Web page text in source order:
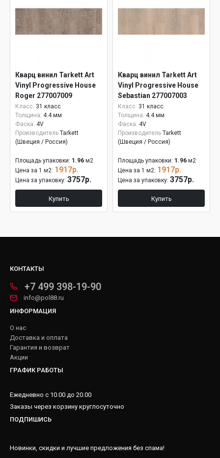
Кварц винил Tarkett Art
Vinyl Progressive House
Roger 277007009
Класс: 31 класс
Толщина: 4.4 мм
Фаска: 4V
Производитель Tarkett
(Швеция / Россия)
Площадь упаковки: 1.96 м2
Цена за 1 м2: 1917р.
Цена за упаковку: 3757р.
Купить
Кварц винил Tarkett Art
Vinyl Progressive House
Sebastian 277007003
Класс: 31 класс
Толщина: 4.4 мм
Фаска: 4V
Производитель Tarkett
(Швеция / Россия)
Площадь упаковки: 1.96 м2
Цена за 1 м2: 1917р.
Цена за упаковку: 3757р.
Купить
КОНТАКТЫ
+7 499 398-19-90
info@pol88.ru
ИНФОРМАЦИЯ
О нас
Доставка и оплата
Гарантия и возврат
Акции
ГРАФИК РАБОТЫ
Ежедневно с 10.00 до 20.00
Заказы через корзину круглосуточно
ПОДПИШИСЬ
Новинки, скидки и лучшие предложения без спама!